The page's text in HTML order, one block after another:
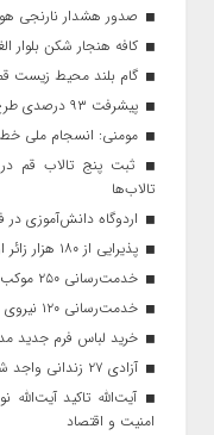
صدور هشدار نارنجی
کافه هنجار شکن بلوار
گام بلند محیط زیست قم
پیشرفت ۹۳ درصدی طرح نهضت ملی مسکن در قم
مومنی: انسجام ملی
ثبت پنج تالاب قم
تالاب‌ها
اردوگاه دانش‌آموزی
پذیرایی از ۱۸۰ هزار زائر اربعین در مسجد جمکران
خدمت‌رسانی ۲۵۰ موکب در مسیر پیاده‌روی اربعین در قم
خدمت‌رسانی ۱۲۰ نیروی هلال احمر قمی در اربعین
خرید لباس فرم جدید
آزادی ۲۷ زندانی واجد شرایط در قم به مناسبت اربعین
آیت‌الله تاکید
امنیت و اقتصاد